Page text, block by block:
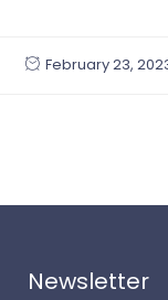
February 23,
Newsletter